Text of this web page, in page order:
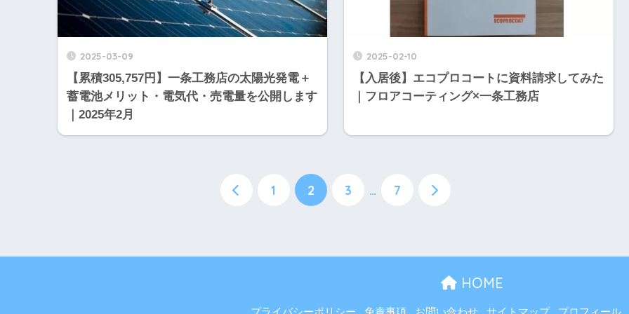
2025-03-09
【累積305,757円】一条工務店の太陽光発電＋
蓄電池メリット・電気代・売電量を公開します
｜2025年2月
2025-02-10
【入居後】エコプロコートに資料請求してみた
｜フロアコーティング×一条工務店
1 2 3 … 7
HOME